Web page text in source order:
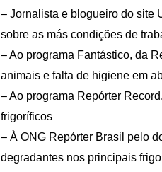
– Jornalista e blogueiro do site
sobre as más condições de
– Ao programa Fantástico, da
animais e falta de higiene em
– Ao programa Repórter
frigoríficos
– À ONG Repórter Brasil pelo
degradantes nos principais